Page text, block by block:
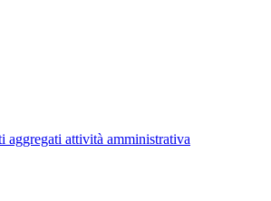
aggregati attività amministrativa